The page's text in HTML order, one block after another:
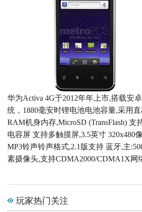
华为Activa 4G于2012年年上市,搭载安
统，1880毫安时锂电池电池容量,采用
RAM机身内存,MicroSD (TransFlash) 支
电容屏 支持多触摸屏,3.5英寸 320x480
MP3铃声铃声格式,2.1版支持 蓝牙,主
素摄像头,支持CDMA2000/CDMA1X网
玩家热门关注